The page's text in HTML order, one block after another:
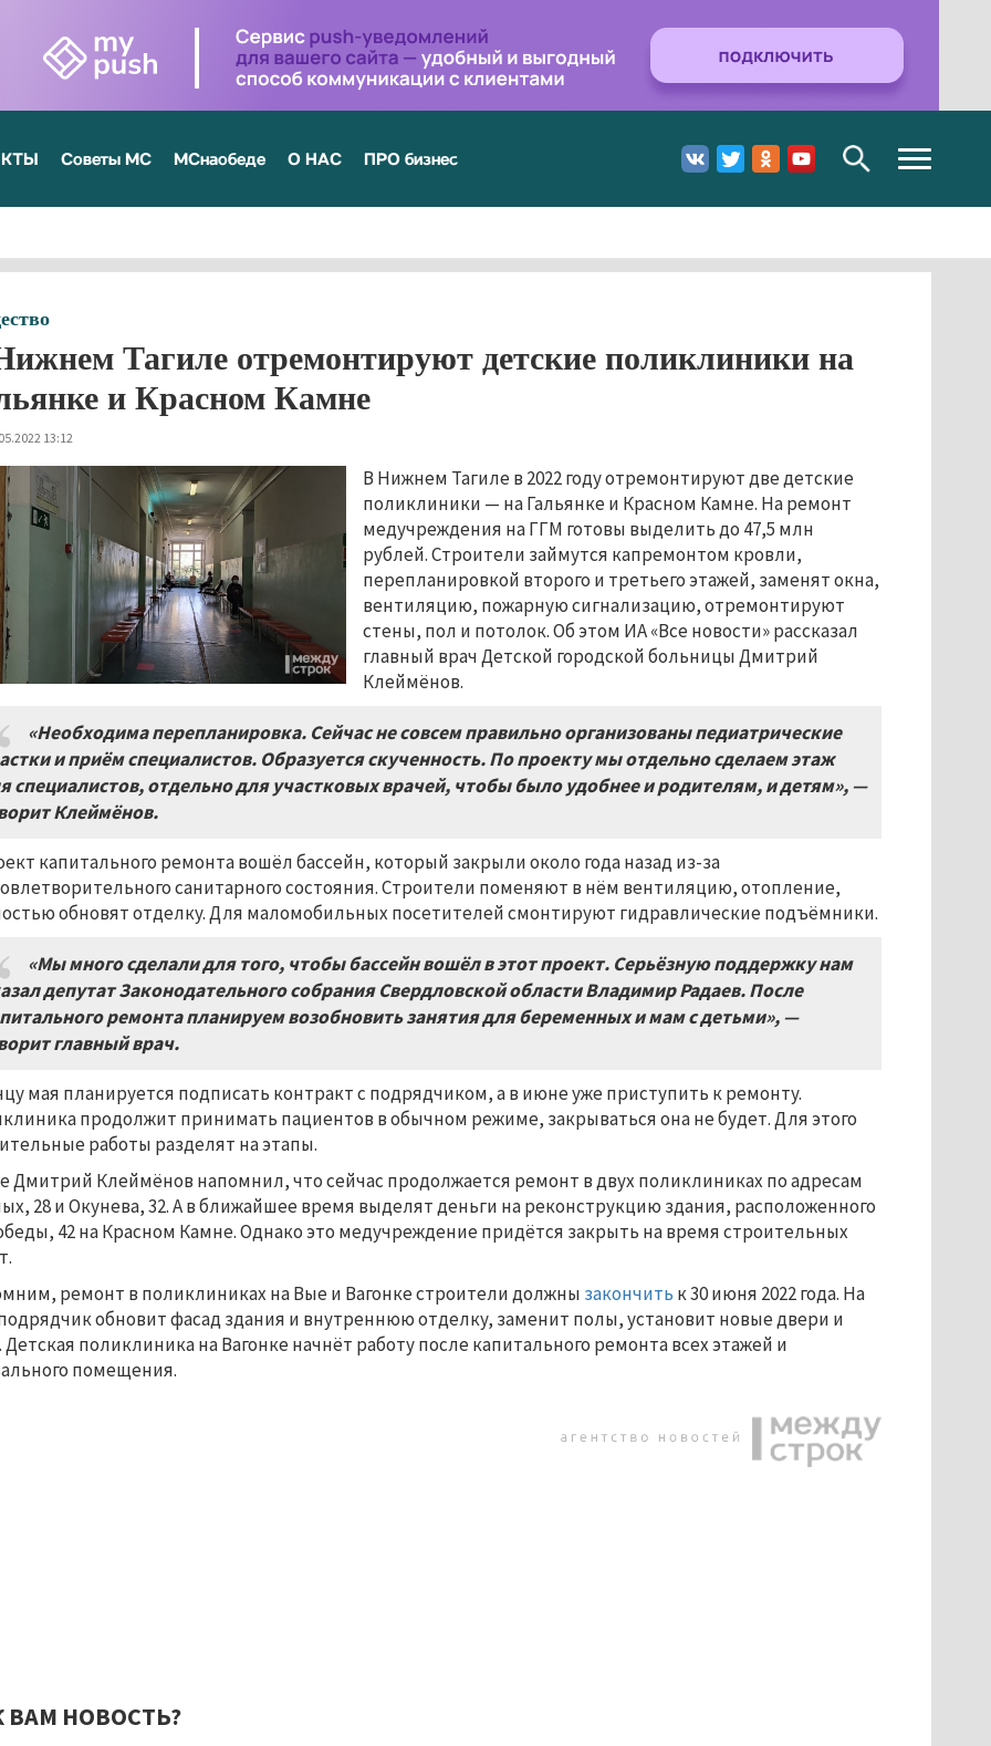
Советы МС МСнаобеде О НАС ПРО бизнес
Toggle
navigation
Тагиле отремонтируют детские поликлиники на
и Красном Камне
13:12
В Нижнем Тагиле в 2022 году отремонтируют две детские
поликлиники — на Гальянке и Красном Камне. На ремонт
медучреждения на ГГМ готовы выделить до 47,5 млн
рублей. Строители займутся капремонтом кровли,
перепланировкой второго и третьего этажей, заменят окна,
вентиляцию, пожарную сигнализацию, отремонтируют
стены, пол и потолок. Об этом ИА «Все новости» рассказал
главный врач Детской городской больницы Дмитрий
Клеймёнов.
«Необходима перепланировка. Сейчас не совсем правильно организованы педиатрические
и приём специалистов. Образуется скученность. По проекту мы отдельно сделаем этаж
специалистов, отдельно для участковых врачей, чтобы было удобнее и родителям, и детям», —
Клеймёнов.
капитального ремонта вошёл бассейн, который закрыли около года назад из-за
санитарного состояния. Строители поменяют в нём вентиляцию, отопление,
обновят отделку. Для маломобильных посетителей смонтируют гидравлические подъёмники.
«Мы много сделали для того, чтобы бассейн вошёл в этот проект. Серьёзную поддержку нам
депутат Законодательного собрания Свердловской области Владимир Радаев. После
ремонта планируем возобновить занятия для беременных и мам с детьми», —
главный врач.
мая планируется подписать контракт с подрядчиком, а в июне уже приступить к ремонту.
продолжит принимать пациентов в обычном режиме, закрываться она не будет. Для этого
работы разделят на этапы.
Дмитрий Клеймёнов напомнил, что сейчас продолжается ремонт в двух поликлиниках по адресам
28 и Окунева, 32. А в ближайшее время выделят деньги на реконструкцию здания, расположенного
42 на Красном Камне. Однако это медучреждение придётся закрыть на время строительных
ремонт в поликлиниках на Вые и Вагонке строители должны закончить к 30 июня 2022 года. На
обновит фасад здания и внутреннюю отделку, заменит полы, установит новые двери и
Детская поликлиника на Вагонке начнёт работу после капитального ремонта всех этажей и
помещения.
ВАМ НОВОСТЬ?